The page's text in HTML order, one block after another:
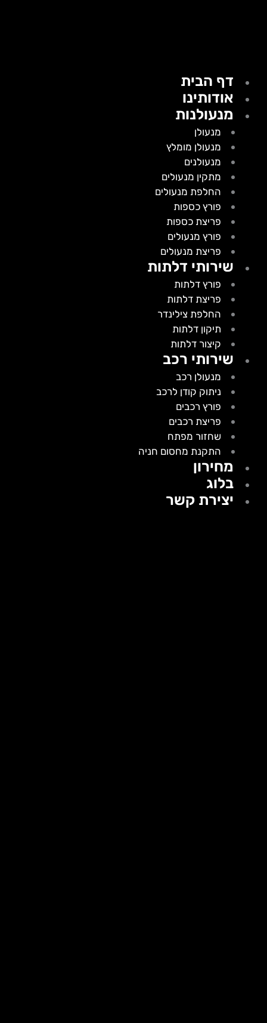
דף הבית
אודותינו
מנעולנות
מנעולן
מנעולן מומלץ
מנעולנים
מתקין מנעולים
החלפת מנעולים
פורץ כספות
פריצת כספות
פורץ מנעולים
פריצת מנעולים
שירותי דלתות
פורץ דלתות
פריצת דלתות
החלפת צילינדר
תיקון דלתות
קיצור דלתות
שירותי רכב
מנעולן רכב
ניתוק קודן לרכב
פורץ רכבים
פריצת רכבים
שחזור מפתח
התקנת מחסום חניה
מחירון
בלוג
יצירת קשר